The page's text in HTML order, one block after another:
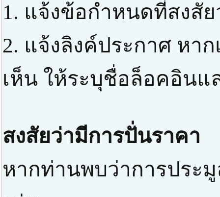
1. แจ้งข้อกำหนดที่สงสั
2. แจ้งลิงค์ประกาศ หา
เห็น ให้ระบุชื่อล็อคอิน
สงสัยว่ามีการปั่นราคา
หากท่านพบว่าการประ